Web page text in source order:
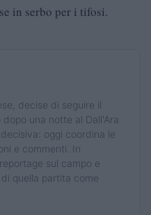
in serbo per i tifosi.
decise di seguire il
una notte al Dall'Ara
oggi coordina le
e commenti. In
sul campo e
quella partita come